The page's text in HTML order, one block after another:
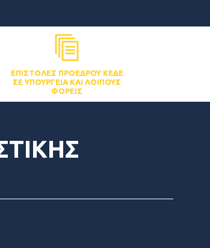
ΕΠΙΣΤΟΛΈΣ ΠΡΟΈΔΡΟΥ ΚΕΔΕ
ΣΕ ΥΠΟΥΡΓΕΊΑ ΚΑΙ ΛΟΙΠΟΎΣ
ΦΟΡΕΊΣ